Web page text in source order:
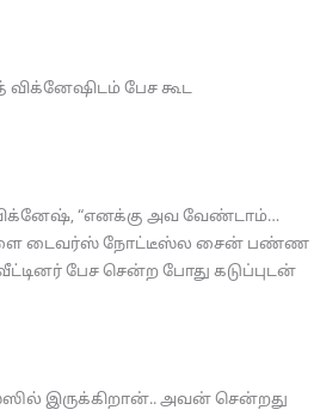
விக்னேஷிடம் பேச கூட
“எனக்கு அவ வேண்டாம்…
டைவர்ஸ் நோட்டீஸ்ல சைன் பண்ண
பேச சென்ற போது கடுப்புடன்
இருக்கிறான்.. அவன் சென்றது